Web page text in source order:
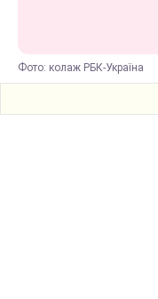
Фото: колаж РБК-Україна